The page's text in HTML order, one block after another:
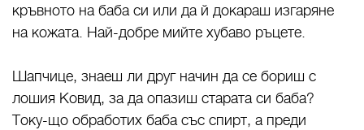
кръвното на баба си или да й докараш изгаряне
на кожата. Най-добре мийте хубаво ръцете.
Шапчице, знаеш ли друг начин да се бориш с
лошия Ковид, за да опазиш старата си баба?
Току-що обработих баба със спирт, а преди